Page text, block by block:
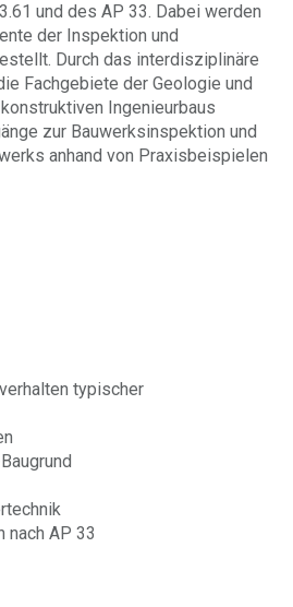
und des AP 33. Dabei werden
der Inspektion und
Durch das interdisziplinäre
Fachgebiete der Geologie und
Ingenieurbaus
zur Bauwerksinspektion und
anhand von Praxisbeispielen
typischer
nach AP 33